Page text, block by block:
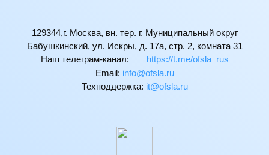
129344,г. Москва, вн. тер. г. Муниципальный округ
Бабушкинский, ул. Искры, д. 17а, стр. 2, комната 31
Наш телеграм-канал:
https://t.me/ofsla_rus
Email: ur.alsfo@ofni
Техподдержка: ur.alsfo@ti